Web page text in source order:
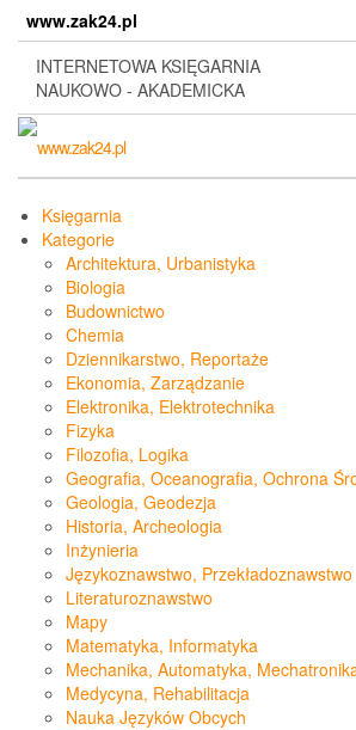
content
www.zak24.pl
INTERNETOWA KSIĘGARNIA
NAUKOWO - AKADEMICKA
Księgarnia
Kategorie
Architektura, Urbanistyka
Biologia
Budownictwo
Chemia
Dziennikarstwo, Reportaże
Ekonomia, Zarządzanie
Elektronika, Elektrotechnika
Fizyka
Filozofia, Logika
Geografia, Oceanografia, Ochrona
Geologia, Geodezja
Historia, Archeologia
Inżynieria
Językoznawstwo, Przekładoznawstwo
Literaturoznawstwo
Mapy
Matematyka, Informatyka
Mechanika, Automatyka,
Medycyna, Rehabilitacja
Nauka Języków Obcych